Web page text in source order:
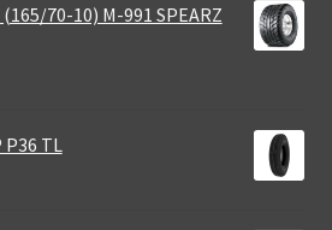
(165/70-10) M-991 SPEARZ
P36 TL